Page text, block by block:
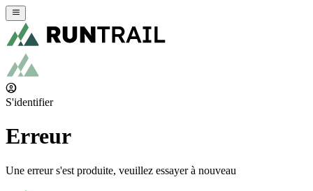
S'identifier
Erreur
Une erreur s'est produite, veuillez essayer à nouveau